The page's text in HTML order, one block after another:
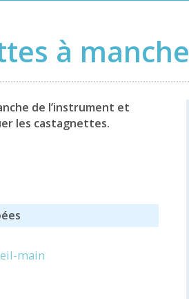
à manche
de l’instrument et
les castagnettes.
main